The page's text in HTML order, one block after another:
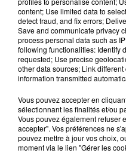
7h21
Samer :
ans
content; Use limited data to
detect fraud, and fix errors;
Save and communicate privacy
process personal data such as
following functionalities: Identify
requested; Use precise
other data sources; Link
information transmitted
Vous pouvez accepter en
sélectionnant les finalités et/ou
Vous pouvez également refuser
accepter". Vos préférences ne
pouvez mettre à jour vos choix,
moment via le lien "Gérer les